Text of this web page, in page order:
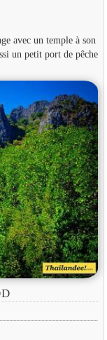
avec un temple à son
un petit port de pêche